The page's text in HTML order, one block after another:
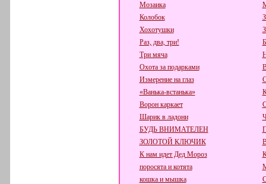
Мозаика
Колобок
Хохотушки
Раз, два, три!
Три мяча
Охота за подарками
Измерение на глаз
«Ванька-встанька»
Ворон каркает
Шарик в ладони
БУДЬ ВНИМАТЕЛЕН
ЗОЛОТОЙ КЛЮЧИК
К нам идет Дед Мороз
поросята и котята
кошка и мышка